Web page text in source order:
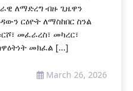
ለማድረግ ብዙ ጊዜዋን
ርዕዮት ለማስከበር ስንል
መፈራረስ፣ መካረር፣
መክፈል [...]
March 26, 2026